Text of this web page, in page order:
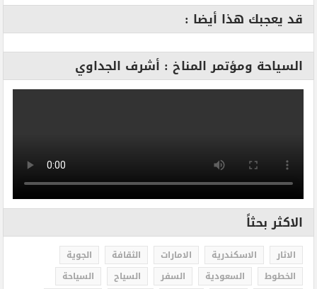
قد يعجبك هذا أيضا :
السياحة ومؤتمر المناخ : أشرف الجداوي
الاكثر بحثاً
الاثار الاسكندرية الامارات الثقافة
الجوية
الخطوط
السعودية السفر السياح
السياحة